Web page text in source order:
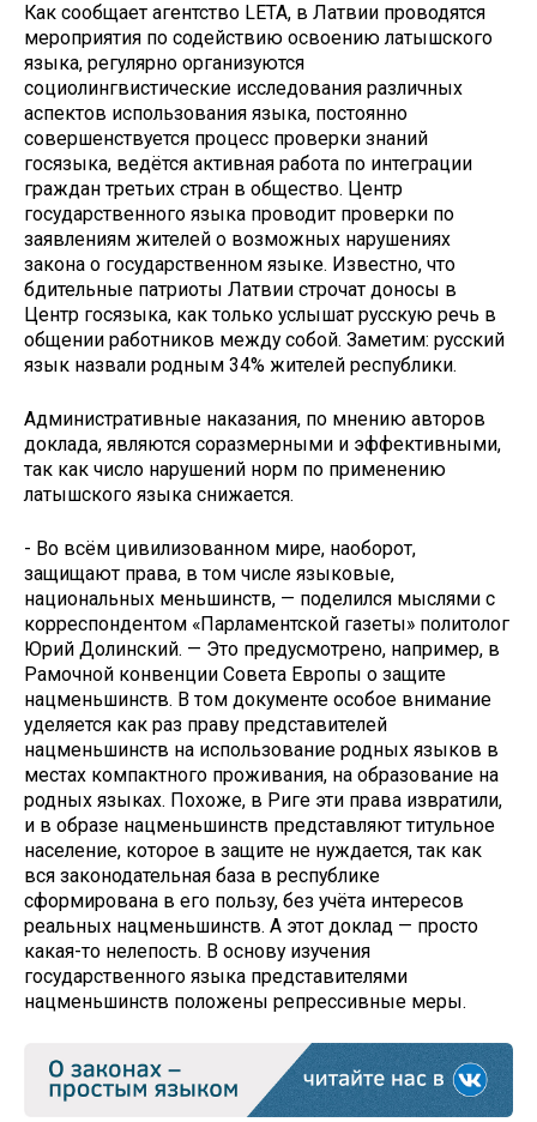
Как сообщает агентство LETA, в Латвии проводятся
мероприятия по содействию освоению латышского
языка, регулярно организуются
социолингвистические исследования различных
аспектов использования языка, постоянно
совершенствуется процесс проверки знаний
госязыка, ведётся активная работа по интеграции
граждан третьих стран в общество. Центр
государственного языка проводит проверки по
заявлениям жителей о возможных нарушениях
закона о государственном языке. Известно, что
бдительные патриоты Латвии строчат доносы в
Центр госязыка, как только услышат русскую речь в
общении работников между собой. Заметим: русский
язык назвали родным 34% жителей республики.
Административные наказания, по мнению авторов
доклада, являются соразмерными и эффективными,
так как число нарушений норм по применению
латышского языка снижается.
- Во всём цивилизованном мире, наоборот,
защищают права, в том числе языковые,
национальных меньшинств, — поделился мыслями с
корреспондентом «Парламентской газеты» политолог
Юрий Долинский. — Это предусмотрено, например, в
Рамочной конвенции Совета Европы о защите
нацменьшинств. В том документе особое внимание
уделяется как раз праву представителей
нацменьшинств на использование родных языков в
местах компактного проживания, на образование на
родных языках. Похоже, в Риге эти права извратили,
и в образе нацменьшинств представляют титульное
население, которое в защите не нуждается, так как
вся законодательная база в республике
сформирована в его пользу, без учёта интересов
реальных нацменьшинств. А этот доклад — просто
какая-то нелепость. В основу изучения
государственного языка представителями
нацменьшинств положены репрессивные меры.